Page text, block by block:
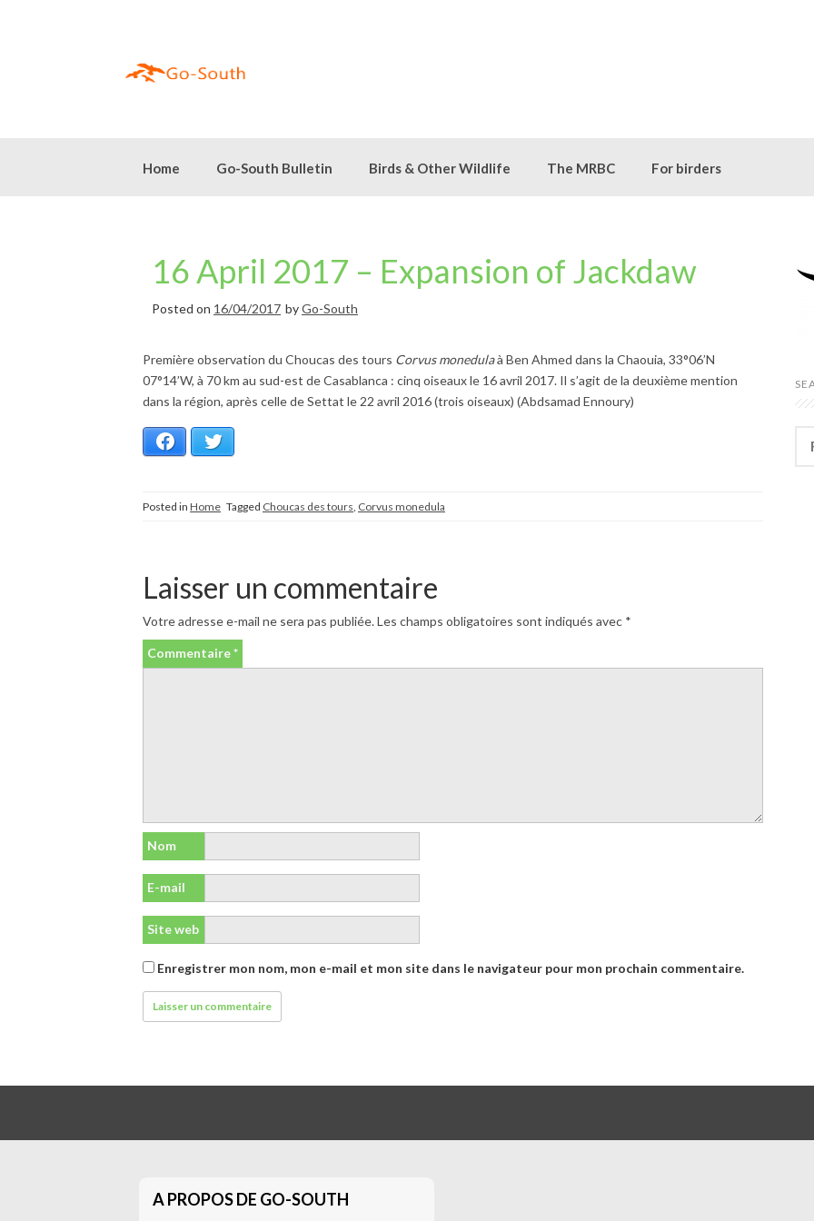
Home Go-South Bulletin Birds & Other Wildlife The MRBC For birders
16 April 2017 – Expansion of Jackdaw
Posted on 16/04/2017 byGo-South
Première observation du Choucas des tours Corvus monedulaà Ben Ahmed dans la Chaouia, 33°06’N
07°14’W, à 70 km au sud-est de Casablanca : cinq oiseaux le 16 avril 2017. Il s’agit de la deuxième mention
dans la région, après celle de Settat le 22 avril 2016 (trois oiseaux) (Abdsamad Ennoury)
Facebook
Posted in Home Tagged Choucas des tours Corvus monedula
Laisser un commentaire
Votre adresse e-mail ne sera pas publiée.Les champs obligatoires sont indiqués avec *
Commentaire*
Nom
E-mail
Site web
Enregistrer mon nom, mon e-mail et mon site dans le navigateur pour mon prochain commentaire.
A PROPOS DE GO-SOUTH